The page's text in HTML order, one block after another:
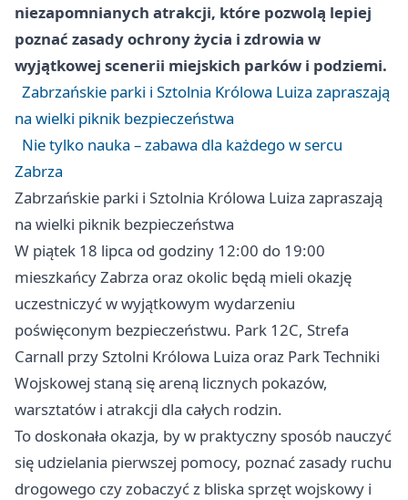
niezapomnianych atrakcji, które pozwolą lepiej
poznać zasady ochrony życia i zdrowia w
wyjątkowej scenerii miejskich parków i podziemi.
Zabrzańskie parki i Sztolnia Królowa Luiza zapraszają
na wielki piknik bezpieczeństwa
Nie tylko nauka – zabawa dla każdego w sercu
Zabrza
Zabrzańskie parki i Sztolnia Królowa Luiza zapraszają
na wielki piknik bezpieczeństwa
W piątek 18 lipca od godziny 12:00 do 19:00
mieszkańcy Zabrza oraz okolic będą mieli okazję
uczestniczyć w wyjątkowym wydarzeniu
poświęconym bezpieczeństwu. Park 12C, Strefa
Carnall przy Sztolni Królowa Luiza oraz Park Techniki
Wojskowej staną się areną licznych pokazów,
warsztatów i atrakcji dla całych rodzin.
To doskonała okazja, by w praktyczny sposób nauczyć
się udzielania pierwszej pomocy, poznać zasady ruchu
drogowego czy zobaczyć z bliska sprzęt wojskowy i